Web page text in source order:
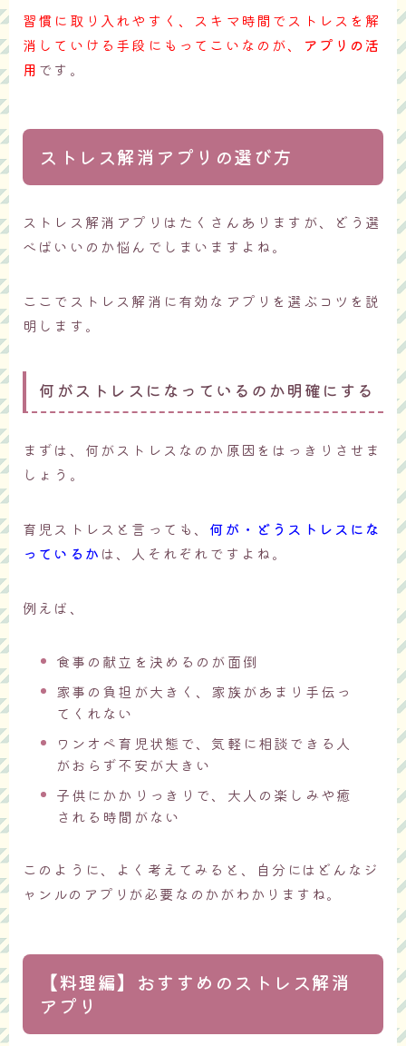
習慣に取り入れやすく、スキマ時間でストレスを解
消していける手段にもってこいなのが、
アプリの活
用 です。
ストレス解消アプリの選び方
ストレス解消アプリはたくさんありますが、どう選
べばいいのか悩んでしまいますよね。
ここでストレス解消に有効なアプリを選ぶコツを説
明します。
何がストレスになっているのか明確にする
まずは、何がストレスなのか原因をはっきりさせま
しょう。
育児ストレスと言っても、 何が・どうストレスにな
っているか は、人それぞれですよね。
例えば、
食事の献立を決めるのが面倒
家事の負担が大きく、家族があまり手伝っ
てくれない
ワンオペ育児状態で、気軽に相談できる人
がおらず不安が大きい
子供にかかりっきりで、大人の楽しみや癒
される時間がない
このように、よく考えてみると、 自分には どんなジ
ャンルのアプリが必要なのかがわかりますね。
【料理編】おすすめのストレス解消
アプリ